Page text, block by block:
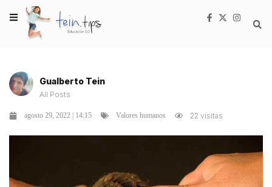
Gualberto Tein
All Posts
agosto 29, 2022 | 14:15 Valores humanos 22 visitas